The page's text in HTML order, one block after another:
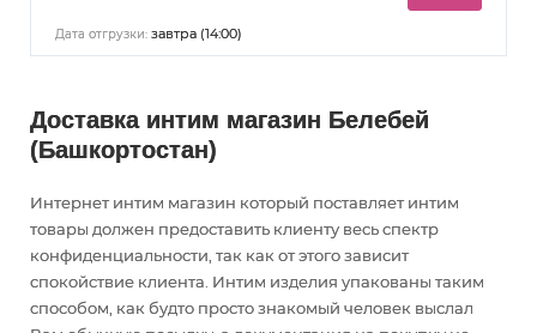
Дата отгрузки: завтра (14:00)
Доставка интим магазин Белебей
(Башкортостан)
Интернет интим магазин который поставляет интим
товары должен предоставить клиенту весь спектр
конфиденциальности, так как от этого зависит
спокойствие клиента. Интим изделия упакованы таким
способом, как будто просто знакомый человек выслал